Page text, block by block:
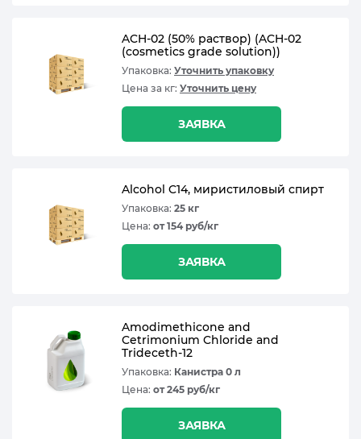
ACH-02 (50% раствор) (ACH-02
(cosmetics grade solution))
Упаковка: Уточнить упаковку
Цена за кг: Уточнить цену
ЗАЯВКА
Alcohol C14, миристиловый спирт
Упаковка: 25 кг
Цена: от 154 руб/кг
ЗАЯВКА
Amodimethicone and
Cetrimonium Chloride and
Trideceth-12
Упаковка: Канистра 0 л
Цена: от 245 руб/кг
ЗАЯВКА